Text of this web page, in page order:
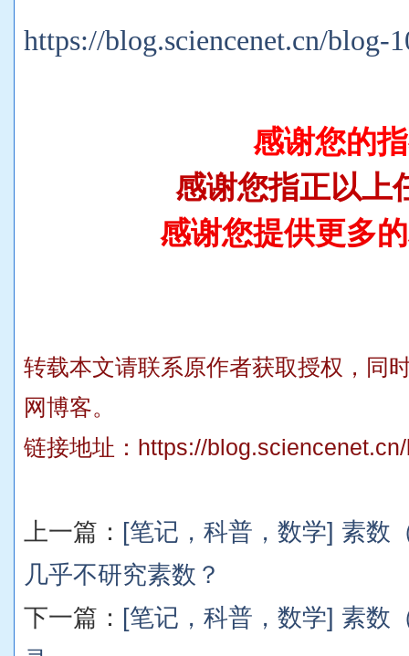
https://blog.sciencenet.cn/blog-
感谢您的
感谢您指正以上
感谢您提供更多
转载本文请联系原作者获取授权，同
网博客。
链接地址： https://
上一篇： [笔记，科普，数学] 素数
几乎不研究素数？
下一篇： [笔记，科普，数学] 素数